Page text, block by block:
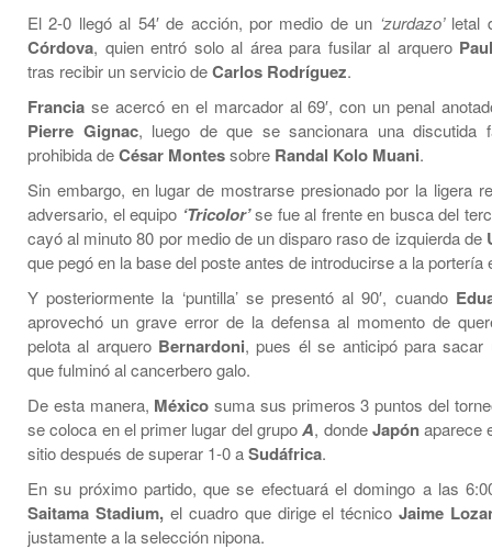
El 2-0 llegó al 54′ de acción, por medio de un ‘zurdazo’letal
Córdova, quien entró solo al área para fusilar al arquero
tras recibir un servicio deCarlos Rodríguez.
Francia se acercó en el marcador al 69′, con un penal
Pierre Gignac, luego de que se sancionara una discutida
prohibida deCésar Montessobre Randal Kolo Muani.
Sin embargo, en lugar de mostrarse presionado por la ligera
adversario, el equipo ‘Tricolor’se fue al frente en busca del
cayó al minuto 80 por medio de un disparo raso de izquierda de
que pegó en la base del poste antes de introducirse a la portería
Y posteriormente la ‘puntilla’ se presentó al 90′, cuando
aprovechó un grave error de la defensa al momento de
pelota al arquero Bernardoni, pues él se anticipó para
que fulminó al cancerbero galo.
De esta manera, México suma sus primeros 3 puntos del
se coloca en el primer lugar del grupoA, dondeJapónaparece
sitio después de superar 1-0 aSudáfrica.
En su próximo partido, que se efectuará el domingo a las
Saitama Stadium, el cuadro que dirige el técnicoJaime
justamente a la selección nipona.